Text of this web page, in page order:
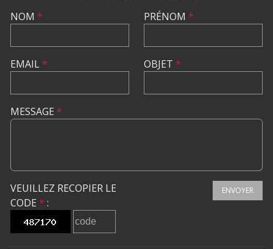
NOM *
EMAIL*
PRÉNOM *
OBJET *
MESSAGE *
VEUILLEZ RECOPIER LE
CODE * :
ENVOYER